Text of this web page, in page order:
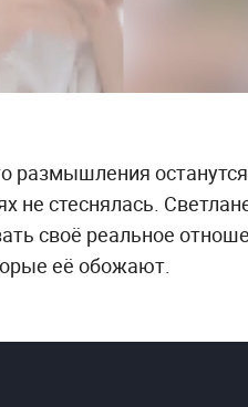
размышления
не стеснялась.
своё реальное
её обожают.